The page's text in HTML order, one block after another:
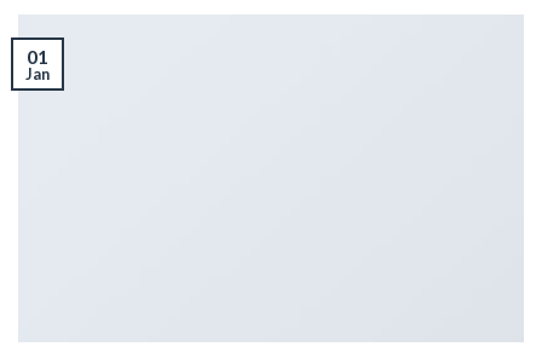
01
Jan